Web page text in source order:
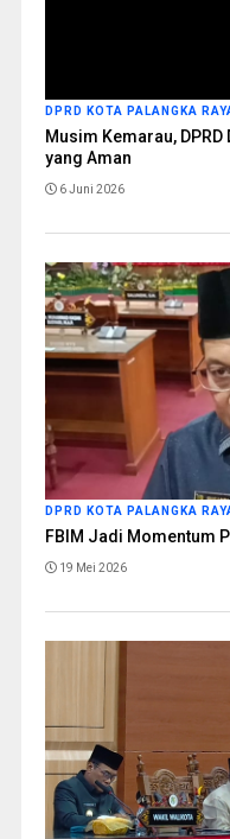
DPRD KOTA PALANGKA
Musim Kemarau,
yang Aman
6 Juni 2026
DPRD KOTA PALANGKA
FBIM Jadi Momentum
19 Mei 2026